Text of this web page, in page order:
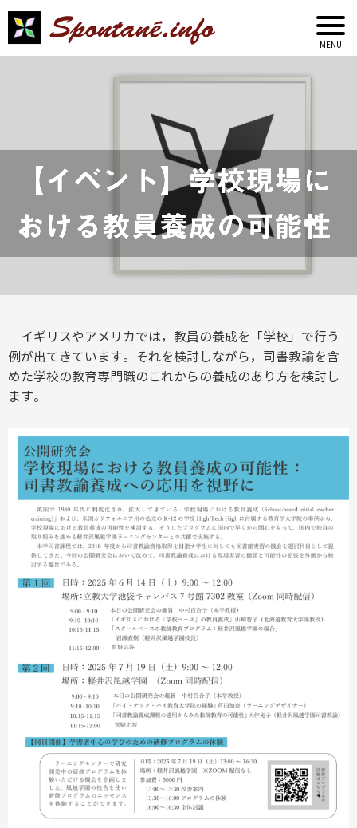
【イベント】学校現場に
おける教員養成の可能性
イギリスやアメリカでは，教員の養成を「学校」で行う
例が出てきています。それを検討しながら，司書教諭を含
めた学校の教育専門職のこれからの養成のあり方を検討し
ます。